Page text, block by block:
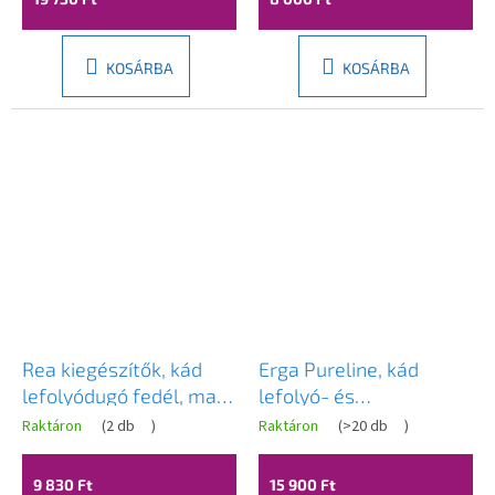
KOSÁRBA KOSÁRBA
Rea kiegészítők, kád
lefolyódugó fedél, matt
arany, REA-00997
Raktáron (2 db )
9 830 Ft
Erga Pureline, kád
lefolyó- és
túlfolyógarnitúra, 800
mm hosszú, bowden,
fényes fehér, ERG-V08-
Raktáron (>20 db )
15 900 Ft